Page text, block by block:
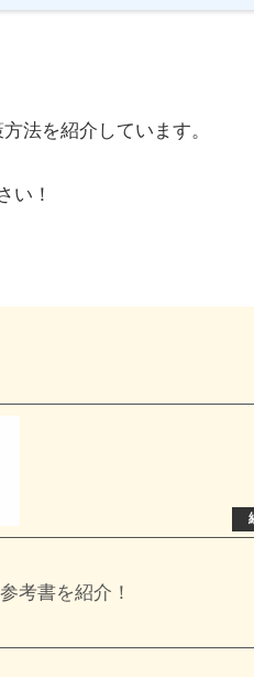
法を紹介しています。
い！
考書を紹介！